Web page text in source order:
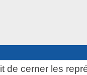
de cerner les